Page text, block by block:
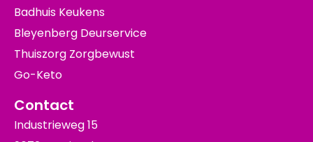
Badhuis Keukens
Bleyenberg Deurservice
Thuiszorg Zorgbewust
Go-Keto
Contact
Industrieweg 15